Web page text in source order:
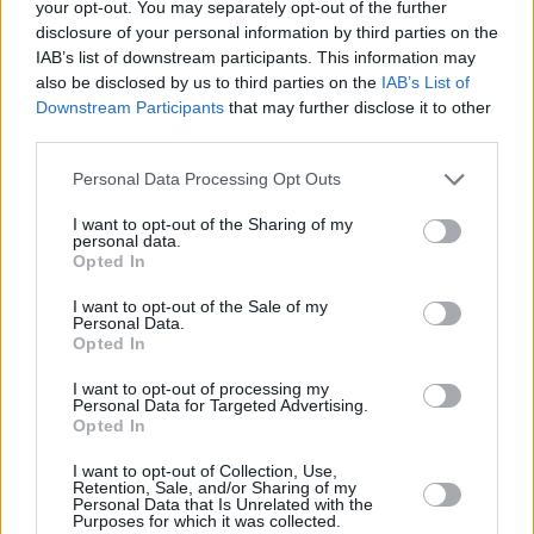
your opt-out. You may separately opt-out of the further
disclosure of your personal information by third parties on the
IAB’s list of downstream participants. This information may
also be disclosed by us to third parties on the IAB’s List of
Downstream Participants that may further disclose it to other
Personal Data Processing Opt Outs
I want to opt-out of the Sharing of my
personal data.
Opted In
I want to opt-out of the Sale of my
Personal Data.
Opted In
I want to opt-out of processing my
Personal Data for Targeted Advertising.
Opted In
I want to opt-out of Collection, Use,
Retention, Sale, and/or Sharing of my
Personal Data that Is Unrelated with the
Purposes for which it was collected.
La quantità massima consentita, è di una mela
al giorno. Massimo due. Solo cosi, si potrà
avere la certezza di evitare un aumento del
colesterolo. Infine, potere anche evitare il rischio
Un modo per potere mangiare le mele, senza
preoccuparsi, è quella di seguire una dieta, che
al suo interno non abbia dei grassi saturi, e
anche grassi trans. E poi, eliminando fumo e
alcool. Poi, praticare sport e fare delle lunghe
camminate, con il solo scopo di stare sempre
E perchè invece fanno
bene?